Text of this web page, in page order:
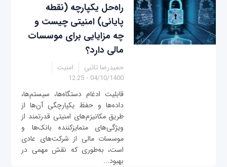
راه‌حل یکپارچه (نقطه
پایانی) امنیتی چیست و
چه مزایایی برای موسسات
مالی دارد؟
حمیدرضا تائبی
امنیت
04/10/1400 - 12:25
قابلیت ادغام دستگاه‌ها، سیستم‌ها،
داده‌ها و حفظ یکپارچگی آن‌ها از
طریق مکانیزم‌های امنیتی قدرتمند از
ویژگی‌های متمایزکننده بانک‌ها و
موسسات مالی از شرکت‌های عادی
است، به‌طوری که نقش مهمی در
بهبود...